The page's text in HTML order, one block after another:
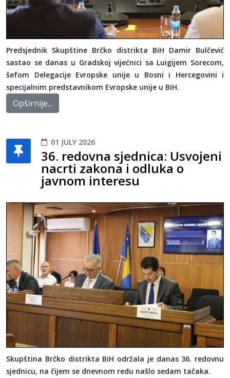
Predsjednik Skupštine Brčko distrikta BiH Damir Bulčević
sastao se danas u Gradskoj vijećnici sa Luigijem Sorecom,
šefom Delegacije Evropske unije u Bosni i Hercegovini i
specijalnim predstavnikom Evropske unije u BiH.
Opširnije...
01 JULY 2026
36. redovna sjednica: Usvojeni
nacrti zakona i odluka o
javnom interesu
Skupština Brčko distrikta BiH održala je danas 36. redovnu
sjednicu, na čijem se dnevnom redu našlo sedam tačaka.